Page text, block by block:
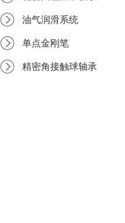
油气润滑系统
单点金刚笔
精密角接触球轴承